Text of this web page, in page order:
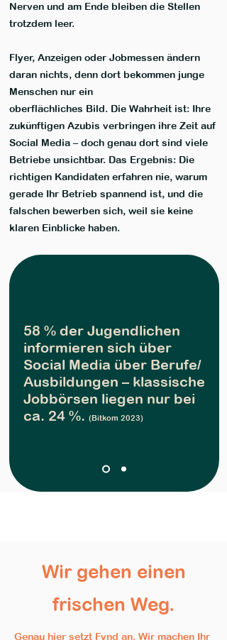
Nerven und am Ende bleiben die Stellen
trotzdem leer.
Flyer, Anzeigen oder Jobmessen ändern
daran nichts, denn dort bekommen junge
Menschen nur ein
oberflächliches Bild. Die Wahrheit ist: Ihre
zukünftigen Azubis verbringen ihre Zeit auf
Social Media – doch genau dort sind viele
Betriebe unsichtbar. Das Ergebnis: Die
richtigen Kandidaten erfahren nie, warum
gerade Ihr Betrieb spannend ist, und die
falschen bewerben sich, weil sie keine
klaren Einblicke haben.
58 % der Jugendlichen
informieren sich über
Social Media über Berufe/
Ausbildungen – klassische
Jobbörsen liegen nur bei
ca. 24 %. (Bitkom 2023)
Wir gehen einen
frischen Weg.
Genau hier setzt Fynd an. Wir machen Ihr